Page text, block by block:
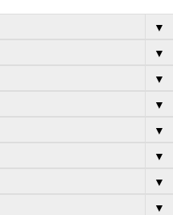
▼
▼
▼
▼
▼
▼
▼
▼